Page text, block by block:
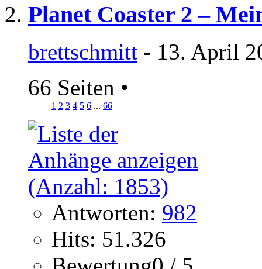
Planet Coaster 2 –
brettschmitt - 13. April
66 Seiten •
1 2 3 4 5 6 ... 66
Antworten: 982
Hits: 51.326